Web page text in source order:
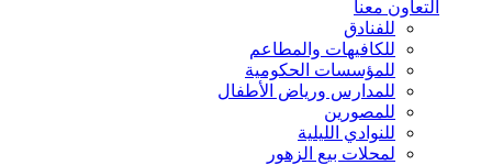
التعاون معنا
للفنادق
للكافيهات والمطاعم
للمؤسسات الحكومية
للمدارس ورياض الأطفال
للمصورين
للنوادي الليلية
لمحلات بيع الزهور